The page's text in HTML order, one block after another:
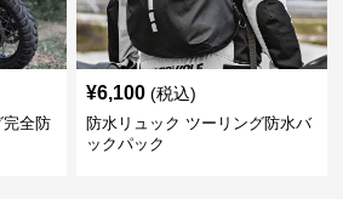
完全防
¥6,100 (税込)
防水リュック ツーリング防水バ
ックパック